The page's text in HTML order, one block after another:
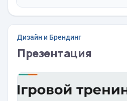
Дизайн и Брендинг
Презентация